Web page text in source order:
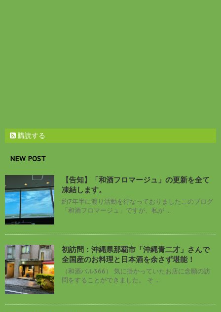
購読する
NEW POST
【告知】「和酒フロマージュ」の更新を全て
凍結します。
約7年半に渡り活動を行なっておりましたこのブログ
「和酒フロマージュ」ですが、私が ...
初訪問：沖縄県那覇市「沖縄青二才」さんで
全国産のお料理と日本酒を余さず堪能！
（和酒バル366） 気に掛かっていたお店に念願の訪
問をすることができました。 そ ...